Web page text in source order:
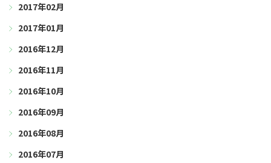
2017年02月
2017年01月
2016年12月
2016年11月
2016年10月
2016年09月
2016年08月
2016年07月